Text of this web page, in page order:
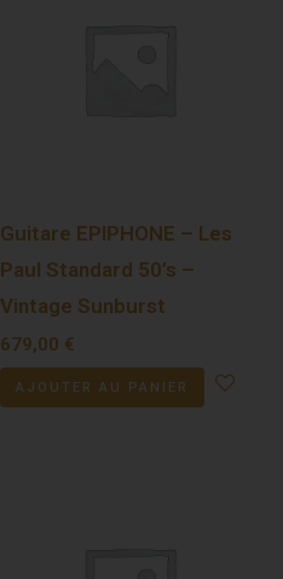
Guitare EPIPHONE – Les
Paul Standard 50’s –
Vintage Sunburst
679,00 €
AJOUTER AU PANIER